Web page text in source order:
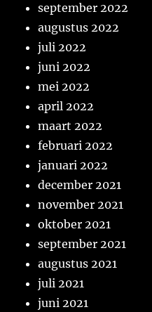
september 2022
augustus 2022
juli 2022
juni 2022
mei 2022
april 2022
maart 2022
februari 2022
januari 2022
december 2021
november 2021
oktober 2021
september 2021
augustus 2021
juli 2021
juni 2021